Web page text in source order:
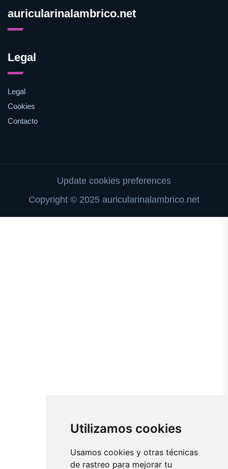
Utilizamos cookies
Usamos cookies y otras técnicas
de rastreo para mejorar tu
auricularinalambrico.net
Legal
Legal
Cookies
Contacto
Update cookies preferences
Copyright © 2025 auricularinalambrico.net